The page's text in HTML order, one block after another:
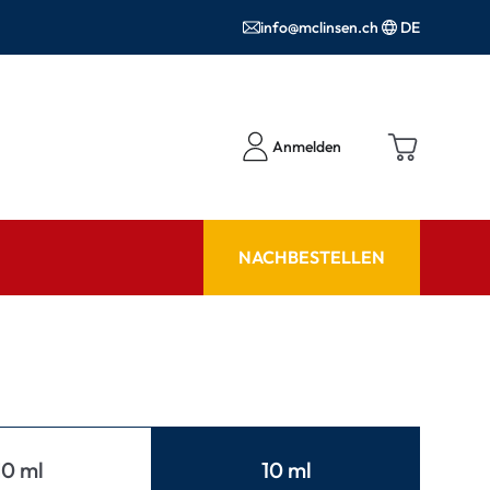
info@mclinsen.ch DE
Anmelden
NACHBESTELLEN
ml 10 ml